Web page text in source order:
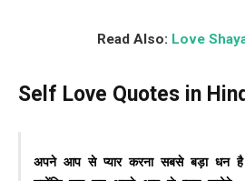
Read Also: Love
Self Love Quotes in
अपने आप से प्यार करना सबसे बड़ा धन है